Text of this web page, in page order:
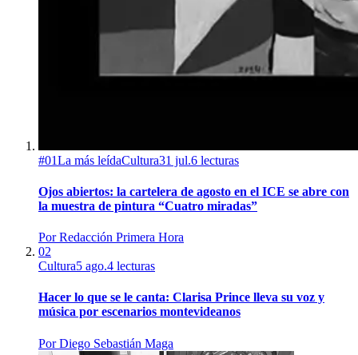
#01La más leídaCultura31 jul.6 lecturas
Ojos abiertos: la cartelera de agosto en el ICE se abre con
la muestra de pintura “Cuatro miradas”
PorRedacción Primera Hora
02
Cultura5 ago.4 lecturas
Hacer lo que se le canta: Clarisa Prince lleva su voz y
música por escenarios montevideanos
PorDiego Sebastián Maga